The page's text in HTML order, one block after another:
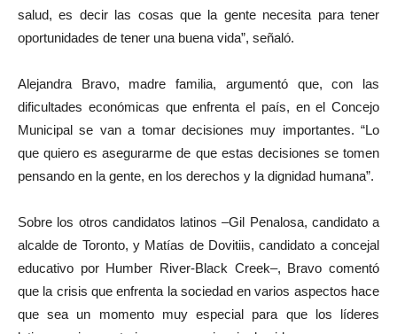
salud, es decir las cosas que la gente necesita para tener
oportunidades de tener una buena vida”, señaló.
Alejandra Bravo, madre familia, argumentó que, con las
dificultades económicas que enfrenta el país, en el Concejo
Municipal se van a tomar decisiones muy importantes. “Lo
que quiero es asegurarme de que estas decisiones se tomen
pensando en la gente, en los derechos y la dignidad humana”.
Sobre los otros candidatos latinos –Gil Penalosa, candidato a
alcalde de Toronto, y Matías de Dovitiis, candidato a concejal
educativo por Humber River-Black Creek–, Bravo comentó
que la crisis que enfrenta la sociedad en varios aspectos hace
que sea un momento muy especial para que los líderes